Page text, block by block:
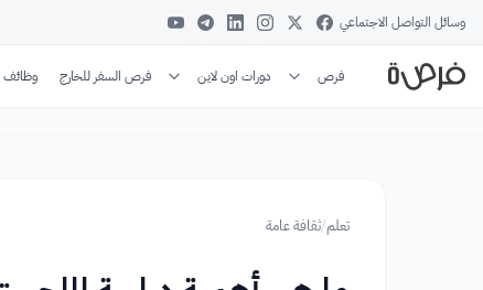
وسائل التواصل الاجتماعي
فرص دورات اون لاين فرص السفر للخارج وظائف
تعلم/ثقافة عامة